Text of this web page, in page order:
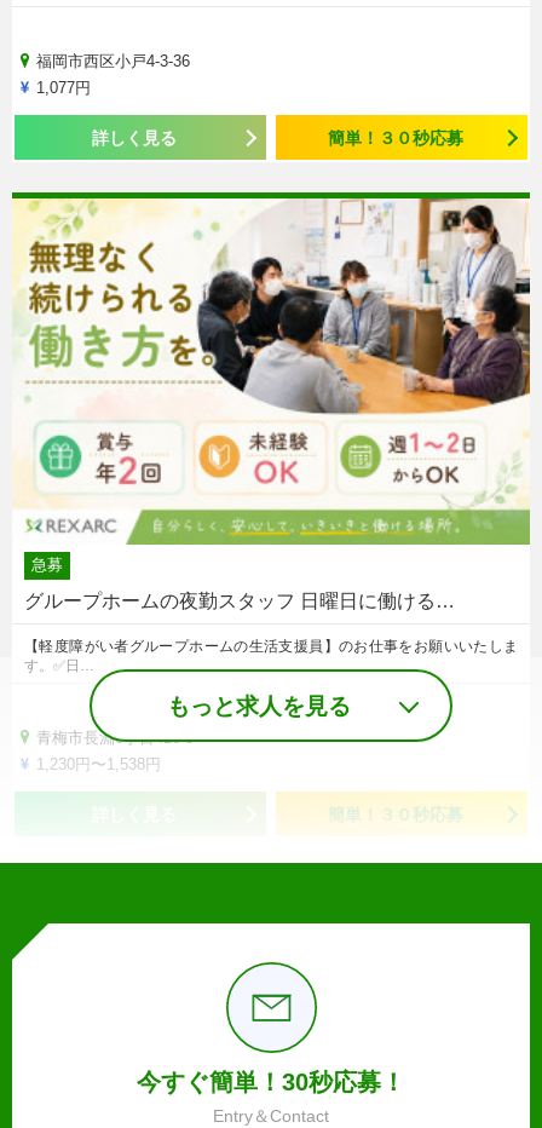
福岡市西区小戸4-3-36
1,077円
詳しく見る 簡単！３０秒応募
急募
グループホームの夜勤スタッフ 日曜日に働ける…
【軽度障がい者グループホームの生活支援員】のお仕事をお願いいたしま
す。✅日…
青梅市長淵6丁目418-5
1,230円〜1,538円
簡単！３０秒応募
もっと求人を見る
今すぐ簡単！30秒応募！
Entry＆Contact